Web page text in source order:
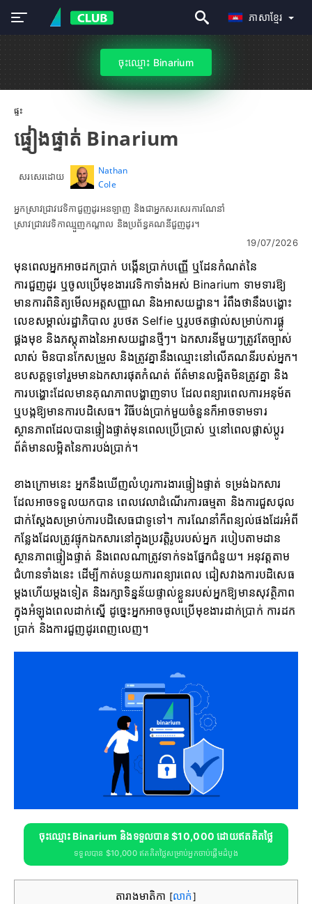
ភាសាខ្មែរ
ចុះឈ្មោះ Binarium
ផ្ទះ
ផ្ទៀងផ្ទាត់ Binarium
សរសេរដោយ
Nathan
Cole
អ្នកស្រាវជ្រាវវេទិកាជួញដូរអនឡាញ និងជាអ្នកសរសេរការណែនាំ
ស្រាវជ្រាវវេទិកាឈ្មួញកណ្តាល និងប្រព័ន្ធគណនីជួញដូរ។
19/07/2026
មុនពេលអ្នកអាចដកប្រាក់ បង្កើនប្រាក់បញ្ញើ ឬដែនកំណត់នៃ
ការជួញដូរ ឬចូលប្រើមុខងារវេទិកាទាំងអស់ Binarium ទាមទារឱ្យ
មានការពិនិត្យមើលអត្តសញ្ញាណ និងអាសយដ្ឋាន។ រំពឹងថានឹងបង្ហោះ
លេខសម្គាល់រដ្ឋាភិបាល រូបថត Selfie ឬរូបថតផ្ទាល់សម្រាប់ការផ្គូ
ផ្គងមុខ និងភស្តុតាងនៃអាសយដ្ឋានថ្មីៗ។ ឯកសារនីមួយៗត្រូវតែច្បាស់
លាស់ មិនបានកែសម្រួល និងត្រូវគ្នានឹងឈ្មោះនៅលើគណនីរបស់អ្នក។
ឧបសគ្គទូទៅរួមមានឯកសារផុតកំណត់ ព័ត៌មានលម្អិតមិនត្រូវគ្នា និង
ការបង្ហោះដែលមានគុណភាពបង្ហាញទាប ដែលពន្យារពេលការអនុម័ត
ឬបង្កឱ្យមានការបដិសេធ។ វិធីបង់ប្រាក់មួយចំនួនក៏អាចទាមទារ
ស្ថានភាពដែលបានផ្ទៀងផ្ទាត់មុនពេលប្រើប្រាស់ ឬនៅពេលផ្លាស់ប្តូរ
ព័ត៌មានលម្អិតនៃការបង់ប្រាក់។
ខាងក្រោមនេះ អ្នកនឹងឃើញលំហូរការងារផ្ទៀងផ្ទាត់ ទម្រង់ឯកសារ
ដែលអាចទទួលយកបាន ពេលវេលាដំណើរការធម្មតា និងការជួសជុល
ជាក់ស្តែងសម្រាប់ការបដិសេធជាទូទៅ។ ការណែនាំក៏ពន្យល់ផងដែរអំពី
កន្លែងដែលត្រូវផ្ទុកឯកសារនៅក្នុងប្រវត្តិរូបរបស់អ្នក របៀបតាមដាន
ស្ថានភាពផ្ទៀងផ្ទាត់ និងពេលណាត្រូវទាក់ទងផ្នែកជំនួយ។ អនុវត្តតាម
ជំហានទាំងនេះ ដើម្បីកាត់បន្ថយការពន្យារពេល ជៀសវាងការបដិសេធ
ម្តងហើយម្តងទៀត និងរក្សាទិន្នន័យផ្ទាល់ខ្លួនរបស់អ្នកឱ្យមានសុវត្ថិភាព
ក្នុងអំឡុងពេលដាក់ស្នើ ដូច្នេះអ្នកអាចចូលប្រើមុខងារដាក់ប្រាក់ ការដក
ប្រាក់ និងការជួញដូរពេញលេញ។
ចុះឈ្មោះ Binarium និងទទួលបាន $10,000 ដោយឥតគិតថ្លៃ
ទទួលបាន $10,000 ឥតគិតថ្លៃសម្រាប់អ្នកចាប់ផ្តើមដំបូង
តារាងមាតិកា [លាក់]